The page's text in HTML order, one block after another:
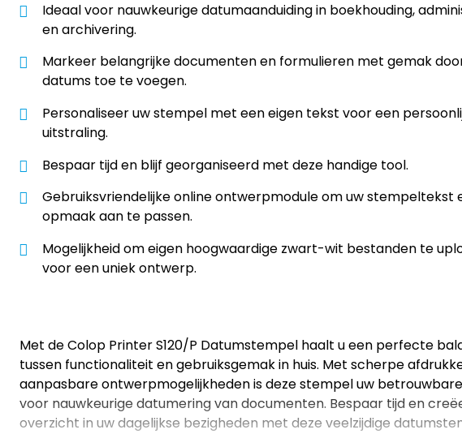
Ideaal voor nauwkeurige datumaanduiding in boekhouding,
en archivering.
Markeer belangrijke documenten en formulieren met gemak
datums toe te voegen.
Personaliseer uw stempel met een eigen tekst voor een
uitstraling.
Bespaar tijd en blijf georganiseerd met deze handige tool.
Gebruiksvriendelijke online ontwerpmodule om uw stempeltekst
opmaak aan te passen.
Mogelijkheid om eigen hoogwaardige zwart-wit bestanden te
voor een uniek ontwerp.
Met de Colop Printer S120/P Datumstempel haalt u een perfecte
tussen functionaliteit en gebruiksgemak in huis. Met scherpe
aanpasbare ontwerpmogelijkheden is deze stempel uw
voor nauwkeurige datumering van documenten. Bespaar tijd en
overzicht in uw dagelijkse bezigheden met deze veelzijdige